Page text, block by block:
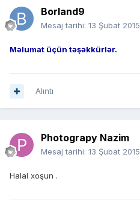
Borland9
Mesaj tarihi: 13 Şubat 2015
Məlumat üçün təşəkkürlər.
Alıntı
Photograpy Nazim
Mesaj tarihi: 13 Şubat 2015
Halal xoşun .